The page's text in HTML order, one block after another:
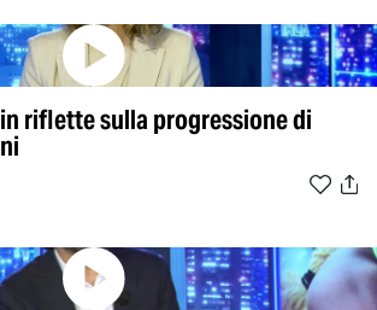
riflette sulla progressione di